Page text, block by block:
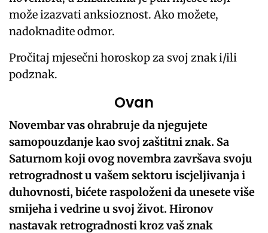
može izazvati anksioznost. Ako možete,
nadoknadite odmor.
Pročitaj mjesečni horoskop za svoj znak i/ili
podznak.
Ovan
Novembar vas ohrabruje da njegujete
samopouzdanje kao svoj zaštitni znak. Sa
Saturnom koji ovog novembra završava svoju
retrogradnost u vašem sektoru iscjeljivanja i
duhovnosti, bićete raspoloženi da unesete više
smijeha i vedrine u svoj život. Hironov
nastavak retrogradnosti kroz vaš znak